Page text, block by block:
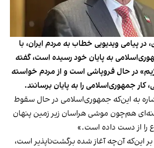
در پیامی ویدیویی خطاب به مردم ایران، با
به پایان خود رسیده است، گفته
در حال فروپاشی‌ است و از مردم خواسته
جمهوری‌اسلامی را به پایان برسانند.
اشاره به این‌که جمهوری‌اسلامی در حال سقوط
هم‌چون موشی هراسان زیر زمین پنهان
را از دست داده است.»
بر این‌که آن‌چه آغاز شده برگشت‌ناپذیر است،